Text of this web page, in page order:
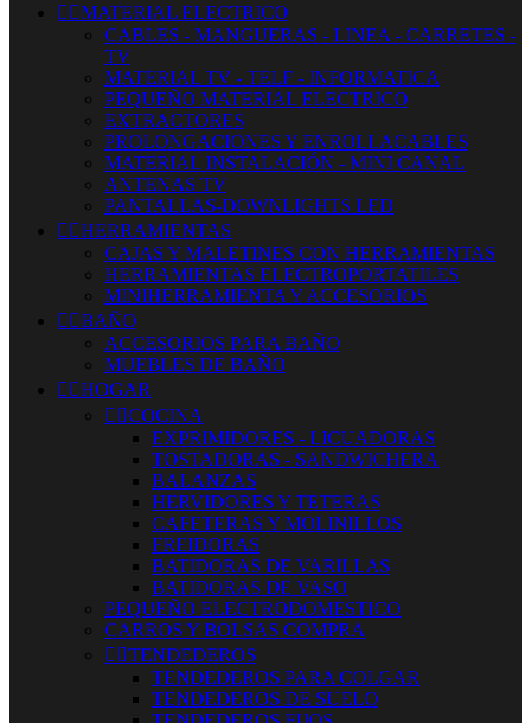
 MATERIAL ELECTRICO
CABLES - MANGUERAS - LINEA - CARRETES -
TV
MATERIAL TV - TELF - INFORMATICA
PEQUEÑO MATERIAL ELECTRICO
EXTRACTORES
PROLONGACIONES Y ENROLLACABLES
MATERIAL INSTALACIÓN - MINI CANAL
ANTENAS TV
PANTALLAS-DOWNLIGHTS LED
 HERRAMIENTAS
CAJAS Y MALETINES CON HERRAMIENTAS
HERRAMIENTAS ELECTROPORTATILES
MINIHERRAMIENTA Y ACCESORIOS
 BAÑO
ACCESORIOS PARA BAÑO
MUEBLES DE BAÑO
 HOGAR
 COCINA
EXPRIMIDORES - LICUADORAS
TOSTADORAS - SANDWICHERA
BALANZAS
HERVIDORES Y TETERAS
CAFETERAS Y MOLINILLOS
FREIDORAS
BATIDORAS DE VARILLAS
BATIDORAS DE VASO
PEQUEÑO ELECTRODOMESTICO
CARROS Y BOLSAS COMPRA
 TENDEDEROS
TENDEDEROS PARA COLGAR
TENDEDEROS DE SUELO